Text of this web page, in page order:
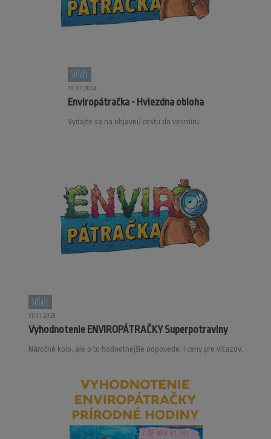
Súťaže
16.02.2024
Enviropátračka - Hviezdna obloha
Vydajte sa na objavnú cestu do vesmíru.
Súťaže
30.11.2023
Vyhodnotenie ENVIROPÁTRAČKY Superpotraviny
Náročné kolo, ale o to hodnotnejšie odpovede. I ceny pre víťazov.